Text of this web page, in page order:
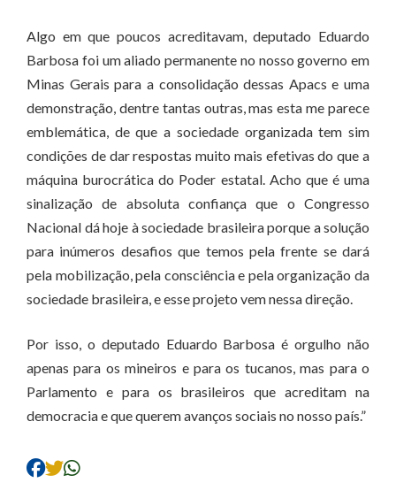
Algo em que poucos acreditavam, deputado Eduardo
Barbosa foi um aliado permanente no nosso governo em
Minas Gerais para a consolidação dessas Apacs e uma
demonstração, dentre tantas outras, mas esta me parece
emblemática, de que a sociedade organizada tem sim
condições de dar respostas muito mais efetivas do que a
máquina burocrática do Poder estatal. Acho que é uma
sinalização de absoluta confiança que o Congresso
Nacional dá hoje à sociedade brasileira porque a solução
para inúmeros desafios que temos pela frente se dará
pela mobilização, pela consciência e pela organização da
sociedade brasileira, e esse projeto vem nessa direção.
Por isso, o deputado Eduardo Barbosa é orgulho não
apenas para os mineiros e para os tucanos, mas para o
Parlamento e para os brasileiros que acreditam na
democracia e que querem avanços sociais no nosso país.”